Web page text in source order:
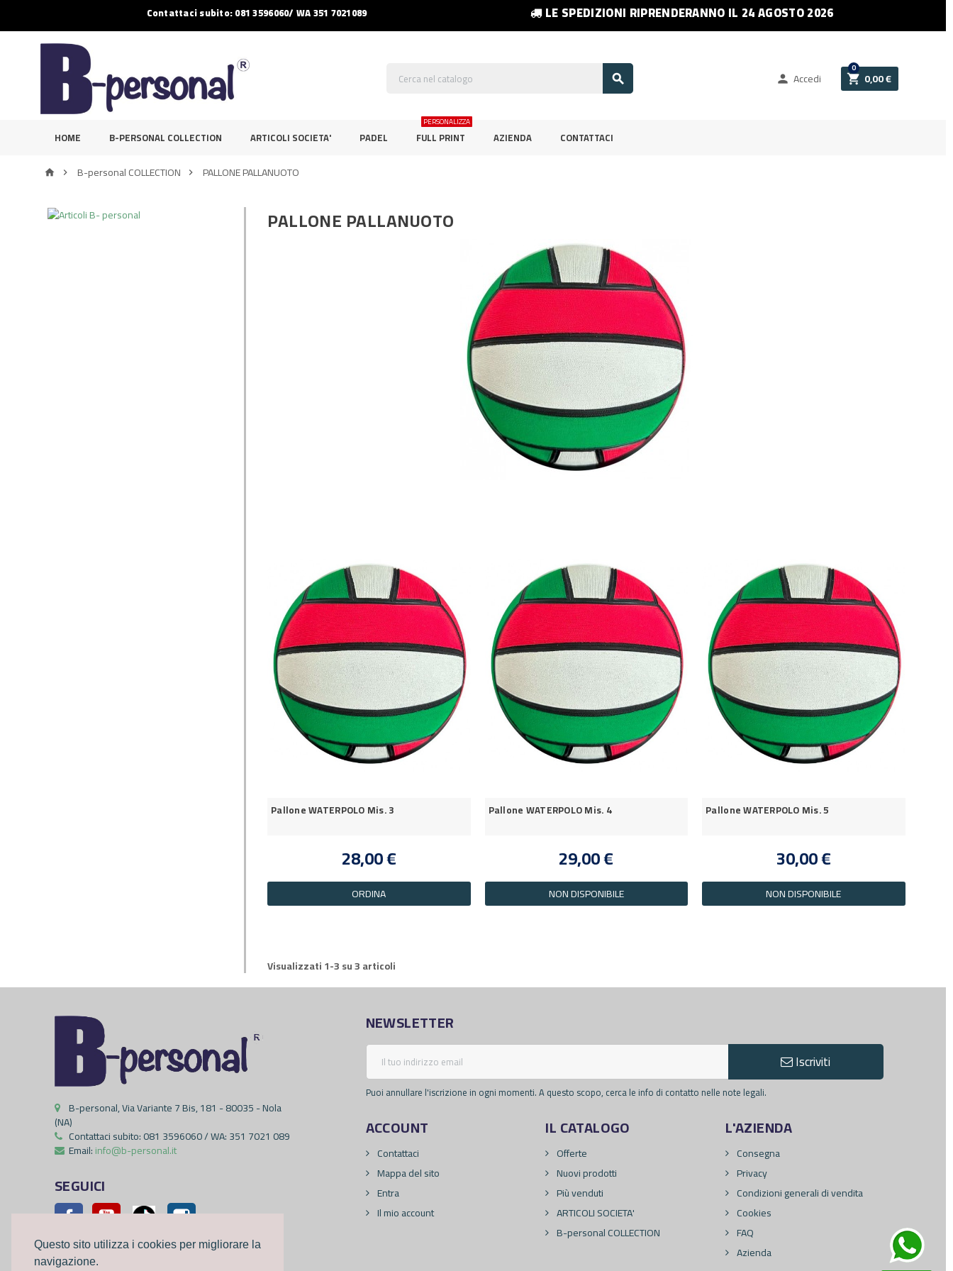
Questo sito utilizza i cookies per migliorare la
navigazione.
Contattaci subito: 081 3596060/ WA 351 7021089 LE SPEDIZIONI RIPRENDERANNO IL 24 AGOSTO 2026
  Accedi  0,00 €
0
HOME B-PERSONAL COLLECTION ARTICOLI SOCIETA' PADEL FULL PRINT
PERSONALIZZA
AZIENDA CONTATTACI
  B-personal COLLECTION  PALLONE PALLANUOTO
PALLONE PALLANUOTO
Pallone WATERPOLO Mis. 3
28,00 €
ORDINA
Pallone WATERPOLO Mis. 4
29,00 €
NON DISPONIBILE
Pallone WATERPOLO Mis. 5
30,00 €
NON DISPONIBILE
Visualizzati 1-3 su 3 articoli
B-personal, Via Variante 7 Bis, 181 - 80035 - Nola
(NA)
Contattaci subito:081 3596060 / WA: 351 7021 089
Email:info@b-personal.it
SEGUICI
Facebook YouTube Pinterest
NEWSLETTER
Iscriviti
Puoi annullare l'iscrizione in ogni momenti. A questo scopo, cerca le info di contatto nelle note legali.
ACCOUNT
Contattaci
Mappa del sito
Entra
Il mio account
IL CATALOGO
Offerte
Nuovi prodotti
Più venduti
ARTICOLI SOCIETA'
B-personal COLLECTION
L'AZIENDA
Consegna
Privacy
Condizioni generali di vendita
Cookies
FAQ
Azienda